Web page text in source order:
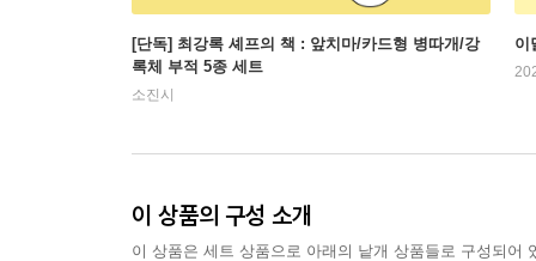
[단독] 최강록 셰프의 책 : 앞치마/카드형 병따개/강
록체 부적 5종 세트
소진시
이
이 상품의 구성 소개
이 상품은 세트 상품으로 아래의 낱개 상품들로 구성되어